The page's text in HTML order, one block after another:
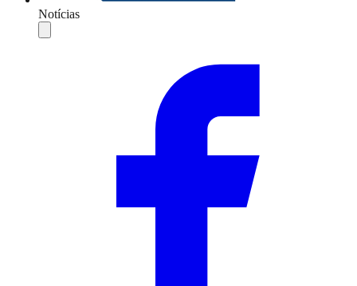
Notícias
Compartilhar